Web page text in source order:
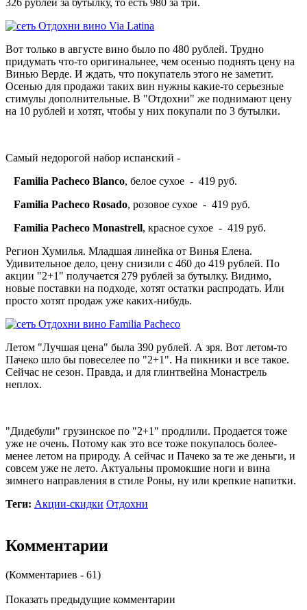
Вот только в августе вино было по 480 рублей. Трудно
придумать что-то оригинальнее, чем осенью поднять цену на
Винью Верде. И ждать, что покупатель этого не заметит.
Осенью для продажи таких вин нужны какие-то серьезные
стимулы дополнительные. В "Отдохни" же поднимают цену
на 10 рублей и хотят, чтобы у них покупали по 3 бутылки.
Самый недорогой набор испанский -
Familia Pacheco Blanco, белое сухое - 419 руб.
Familia Pacheco Rosado, розовое сухое - 419 руб.
Familia Pacheco Monastrell, красное сухое - 419 руб.
Регион Хумилья. Младшая линейка от Винья Елена.
Удивительное дело, цену снизили с 460 до 419 рублей. По
акции "2+1" получается 279 рублей за бутылку. Видимо,
новые поставки на подходе, хотят остатки распродать. Или
просто хотят продаж уже каких-нибудь.
Летом "Лучшая цена" была 390 рублей. А зря. Вот летом-то
Пачеко шло бы повеселее по "2+1". На пикники и все такое.
Сейчас не сезон. Правда, и для глинтвейна Монастрель
неплох.
"Дидебули" грузинское по "2+1" продлили. Продается тоже
уже не очень. Потому как это все тоже покупалось более-
менее летом на природу. А сейчас и Пачеко за те же деньги, и
совсем уже не лето. Актуальны промокшие ноги и вина
зимнего направления в стиле Роны, ну или крепкие напитки.
Теги: Акции-скидки Отдохни
Комментарии
(Комментариев - 61)
Показать предыдущие комментарии